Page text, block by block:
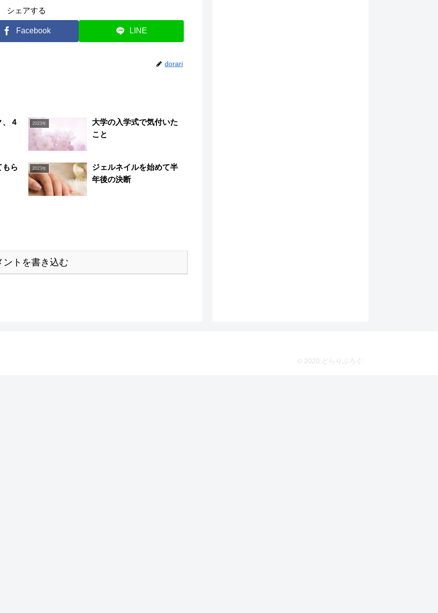
シェアする
Facebook LINE
dorari
４
2023年
大学の入学式で気付いた
こと
もら
2023年
ジェルネイルを始めて半
年後の決断
ントを書き込む
© 2020 どらりぶろぐ.